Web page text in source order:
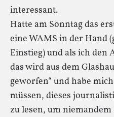
interessant.
Hatte am Sonntag das
eine WAMS in der Hand
Einstieg) und als ich den
das wird aus dem
geworfen“ und habe
müssen, dieses
zu lesen, um